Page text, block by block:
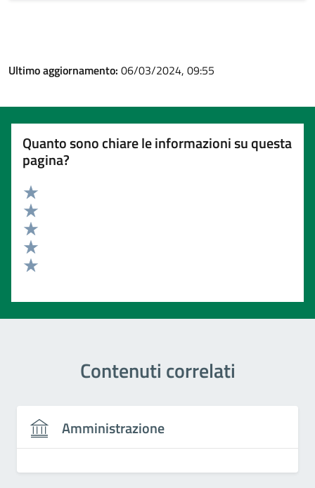
Ultimo aggiornamento: 06/03/2024, 09:55
Quanto sono chiare le informazioni su questa
pagina?
Valuta 5 stelle su 5
Valuta 4 stelle su 5
Valuta 3 stelle su 5
Valuta 2 stelle su 5
Contenuti correlati
Amministrazione